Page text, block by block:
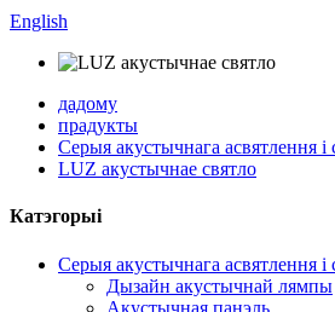
English
дадому
прадукты
Серыя акустычнага асвятлення і
LUZ акустычнае святло
Катэгорыі
Серыя акустычнага асвятлення і
Дызайн акустычнай лямпы
Акустычная панэль